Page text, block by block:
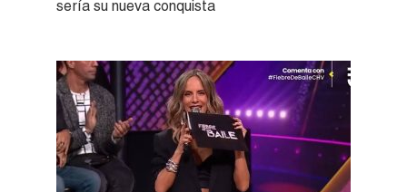
sería su nueva conquista